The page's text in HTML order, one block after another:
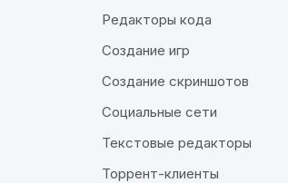
Редакторы кода
Создание игр
Создание скриншотов
Социальные сети
Текстовые редакторы
Торрент-клиенты